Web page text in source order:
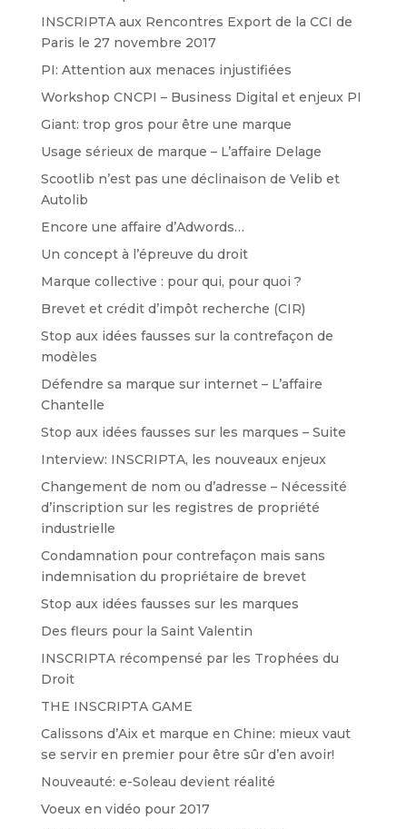
INSCRIPTA aux Rencontres Export de la CCI de
Paris le 27 novembre 2017
PI: Attention aux menaces injustifiées
Workshop CNCPI – Business Digital et enjeux PI
Giant: trop gros pour être une marque
Usage sérieux de marque – L’affaire Delage
Scootlib n’est pas une déclinaison de Velib et
Autolib
Encore une affaire d’Adwords…
Un concept à l’épreuve du droit
Marque collective : pour qui, pour quoi ?
Brevet et crédit d’impôt recherche (CIR)
Stop aux idées fausses sur la contrefaçon de
modèles
Défendre sa marque sur internet – L’affaire
Chantelle
Stop aux idées fausses sur les marques – Suite
Interview: INSCRIPTA, les nouveaux enjeux
Changement de nom ou d’adresse – Nécessité
d’inscription sur les registres de propriété
industrielle
Condamnation pour contrefaçon mais sans
indemnisation du propriétaire de brevet
Stop aux idées fausses sur les marques
Des fleurs pour la Saint Valentin
INSCRIPTA récompensé par les Trophées du
Droit
THE INSCRIPTA GAME
Calissons d’Aix et marque en Chine: mieux vaut
se servir en premier pour être sûr d’en avoir!
Nouveauté: e-Soleau devient réalité
Voeux en vidéo pour 2017